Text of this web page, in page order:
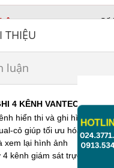
Số
THIỆU
luận
4 KÊNH VANTECH VP-
hiển thi và ghi hình ở độ
cỏ giúp tối ưu hóa khả
xem lại hình ảnh
4 kênh giám sát trực tiếp với